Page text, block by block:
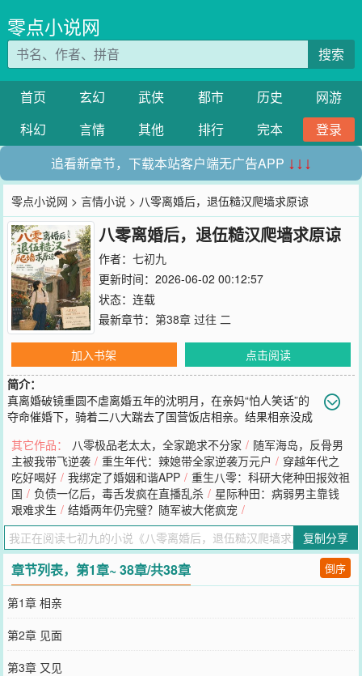
零点小说网
搜索
首页 玄幻 武侠 都市 历史
网游
科幻
言情 其他 排行 完本
登录
追看新章节，下载本站客户端无广告APP ↓↓↓
零点小说网 >言情小说 > 八零离婚后，退伍糙汉爬墙求原谅
八零离婚后，退伍糙汉爬墙求原谅
作者： 七初九
更新时间：2026-06-02 00:12:57
状态：连载
最新章节： 第38章 过往 二
加入书架
点击阅读
简介：
真离婚破镜重圆不虐离婚五年的沈明月，在亲妈“怕人笑话”的
夺命催婚下，骑着二八大踹去了国营饭店相亲。结果相亲没成
有四目相对，一言不发。俩人青梅竹马，从小过家家都是他们演爸爸
妈妈，所有人都觉得他们会结婚，也确实如此。十八岁欢天喜地结
婚，二十一岁离婚收场。五年后再相见，一个装瞎看不见，一个长腿
迈出大门外。沈明月觉得县城那么大，他们俩肯定不会再见了。借着
八十年代的春风，她一心一意摆摊赚钱。结果她摆地摊，买铺子，办
执照，收购厂子开大会，出门考察食材，哪里都能遇见谢卫东。最离
谱的是，这人不知道什么时候成了她的邻居！天冷了他送外套，下雨
了他送伞，流氓来了他先揍。事儿他都做了，但话一句不说。沈明月
找到谢卫东：“你到底什么意思？”谢卫东：“求复合。”沈明月没有任何
犹豫的道：“不可能，放弃吧。”五年前的困境，沈明月决不允许自己
再次陷入。谢卫东红了眼，求着道：“月宝儿，再给我一次机会，就一
次，求求你。”
您要是觉得《
忘记向您QQ群和微博微信里的朋友推荐哦！
其它作品： 八零极品老太太，全家跪求不分家 / 随军海岛，反骨男
主被我带飞逆袭 / 重生年代：辣媳带全家逆袭万元户 / 穿越年代之
吃好喝好 / 我绑定了婚姻和谐APP / 重生八零：科研大佬种田报效祖
国 / 负债一亿后，毒舌发疯在直播乱杀 / 星际种田：病弱男主靠钱
艰难求生 / 结婚两年仍完璧？随军被大佬疯宠 /
复制分享
章节列表，第1章~ 38章/共38章 倒序
第1章 相亲
第2章 见面
第3章 又见